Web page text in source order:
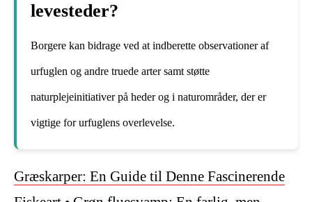
levesteder?
Borgere kan bidrage ved at indberette observationer af
urfuglen og andre truede arter samt støtte
naturplejeinitiativer på heder og i naturområder, der er
vigtige for urfuglens overlevelse.
Græskarper: En Guide til Denne Fascinerende